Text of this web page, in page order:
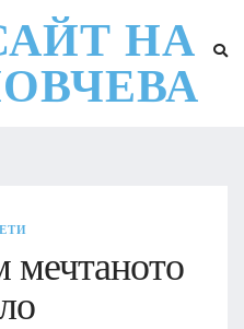
НА
мечтаното